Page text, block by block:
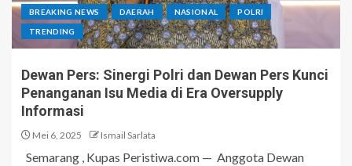
BREAKING NEWS DAERAH NASIONAL POLRI
TRENDING
Dewan Pers: Sinergi Polri dan Dewan Pers Kunci
Penanganan Isu Media di Era Oversupply
Informasi
Mei 6, 2025 Ismail Sarlata
Semarang , Kupas Peristiwa.com — Anggota Dewan